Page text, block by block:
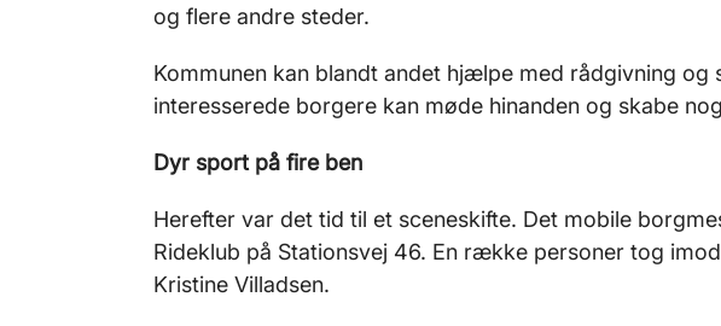
og flere andre steder.
Kommunen kan blandt andet hjælpe med rådgivning og
interesserede borgere kan møde hinanden og skabe
Dyr sport på fire ben
Herefter var det tid til et sceneskifte. Det mobile
Rideklub på Stationsvej 46. En række personer tog
Kristine Villadsen.